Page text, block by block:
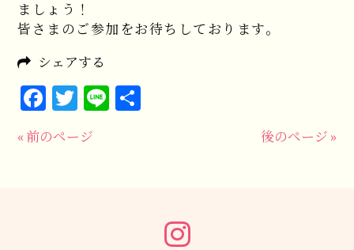
ましょう！
皆さまのご参加をお待ちしております。
シェアする
Facebook
Twitter
Line
« 前のページ 後のページ »